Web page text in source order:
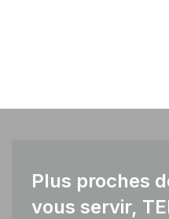
Plus proches
vous servir,